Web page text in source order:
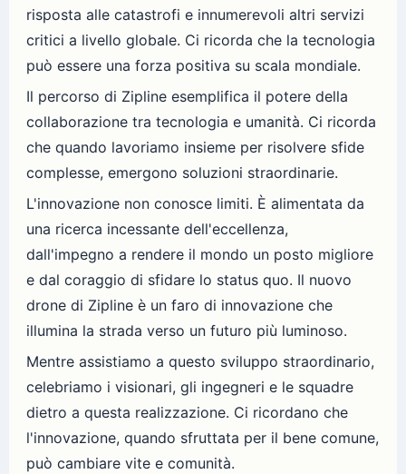
risposta alle catastrofi e innumerevoli altri servizi
critici a livello globale. Ci ricorda che la tecnologia
può essere una forza positiva su scala mondiale.
Il percorso di Zipline esemplifica il potere della
collaborazione tra tecnologia e umanità. Ci ricorda
che quando lavoriamo insieme per risolvere sfide
complesse, emergono soluzioni straordinarie.
L'innovazione non conosce limiti. È alimentata da
una ricerca incessante dell'eccellenza,
dall'impegno a rendere il mondo un posto migliore
e dal coraggio di sfidare lo status quo. Il nuovo
drone di Zipline è un faro di innovazione che
illumina la strada verso un futuro più luminoso.
Mentre assistiamo a questo sviluppo straordinario,
celebriamo i visionari, gli ingegneri e le squadre
dietro a questa realizzazione. Ci ricordano che
l'innovazione, quando sfruttata per il bene comune,
può cambiare vite e comunità.